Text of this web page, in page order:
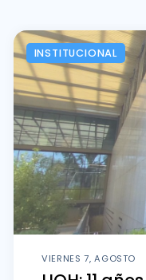
INSTITUCIONAL
VIERNES 7, AGOSTO